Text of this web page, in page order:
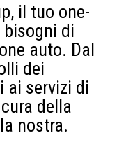
il tuo one-
di
auto. Dal
dei
ai servizi di
della
nostra.